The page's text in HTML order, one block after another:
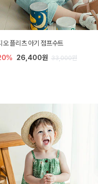
오 플리츠 아기 점프수트
26,400원 33,000원